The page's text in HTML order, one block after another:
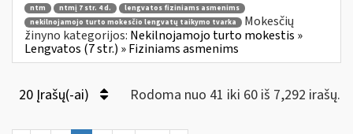
ntm ntmį 7 str. 4 d.
lengvatos fiziniams asmenims
nekilnojamojo turto mokesčio lengvatų taikymo tvarka
Mokesčių
žinyno kategorijos: Nekilnojamojo turto mokestis »
Lengvatos (7 str.) » Fiziniams asmenims
20 Įrašų(-ai) Rodoma nuo 41 iki 60 iš 7,292 irašų.